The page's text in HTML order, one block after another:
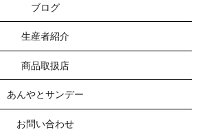
ブログ
生産者紹介
商品取扱店
あんやとサンデー
お問い合わせ